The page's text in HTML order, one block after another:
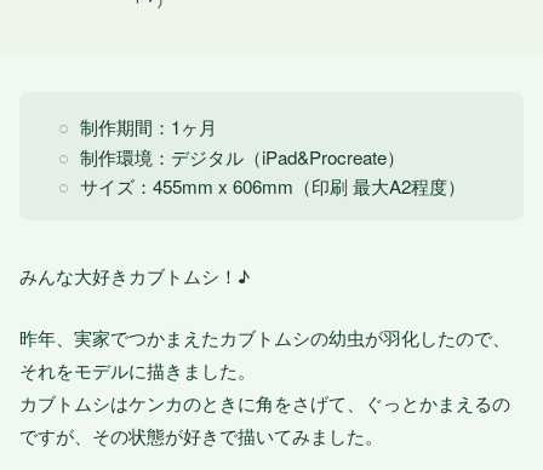
制作期間：1ヶ月
制作環境：デジタル（iPad&Procreate）
サイズ：455mm x 606mm（印刷 最大A2程度）
みんな大好きカブトムシ！♪
昨年、実家でつかまえたカブトムシの幼虫が羽化したので、
それをモデルに描きました。
カブトムシはケンカのときに角をさげて、ぐっとかまえるの
ですが、その状態が好きで描いてみました。